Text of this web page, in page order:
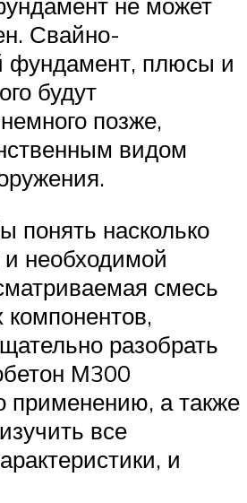
Свайно-
фундамент, плюсы и
будут
позже,
видом
понять насколько
и необходимой
смесь
компонентов,
разобрать
М300
применению, а также
все
и